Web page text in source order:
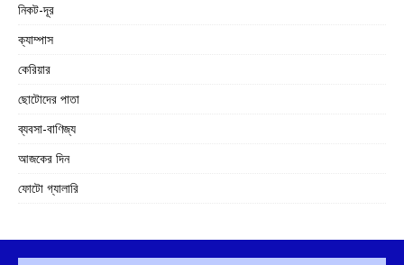
নিকট-দূর
ক্যাম্পাস
কেরিয়ার
ছোটোদের পাতা
ব্যবসা-বাণিজ্য
আজকের দিন
ফোটো গ্যালারি